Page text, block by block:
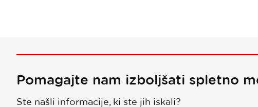
Pomagajte nam izboljšati spletno
Ste našli informacije, ki ste jih iskali?